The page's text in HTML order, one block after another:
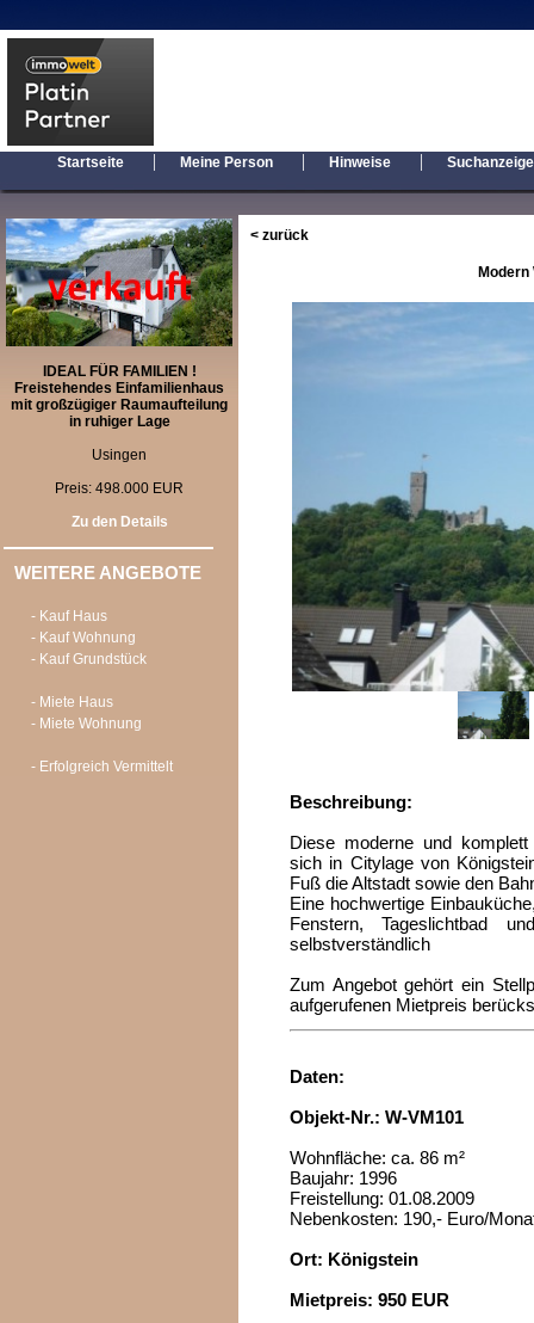
Startseite | Meine Person | Hinweise |
< zurück
Beschreibung:
Diese moderne und komplett
sich in Citylage von
Fuß die Altstadt sowie den
Eine hochwertige
Fenstern, Tageslichtbad
selbstverständlich
Zum Angebot gehört ein
aufgerufenen Mietpreis
Daten:
Objekt-Nr.: W-VM101
Wohnfläche: ca. 86 m²
Baujahr: 1996
Freistellung: 01.08.2009
Nebenkosten: 190,- Euro/
Ort: Königstein
Mietpreis: 950 EUR
IDEAL FÜR FAMILIEN !
Freistehendes Einfamilienhaus
mit großzügiger Raumaufteilung
in ruhiger Lage
Usingen
Preis: 498.000 EUR
Zu den Details
WEITERE ANGEBOTE
- Kauf Haus
- Kauf Wohnung
- Kauf Grundstück
- Miete Haus
- Miete Wohnung
- Erfolgreich Vermittelt